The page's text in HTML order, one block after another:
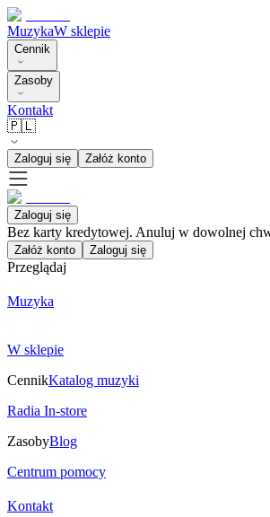
MuzykaW sklepie
Cennik
Zasoby
Kontakt
🇵🇱
Zaloguj się Załóż konto
Zaloguj się
Bez karty kredytowej. Anuluj w dowolnej
Załóż konto Zaloguj się
Przeglądaj
Muzyka
W sklepie
CennikKatalog muzyki
Radia In-store
ZasobyBlog
Centrum pomocy
Kontakt